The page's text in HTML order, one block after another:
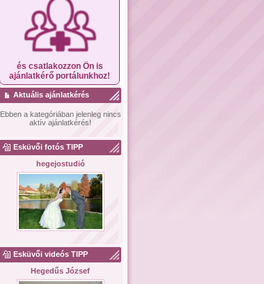
és csatlakozzon Ön is
ajánlatkérő portálunkhoz!
Aktuális ajánlatkérés
Ebben a kategóriában jelenleg nincs
aktív ajánlatkérés!
Esküvői fotós TIPP
hegejostudió
Esküvői videós TIPP
Hegedűs József